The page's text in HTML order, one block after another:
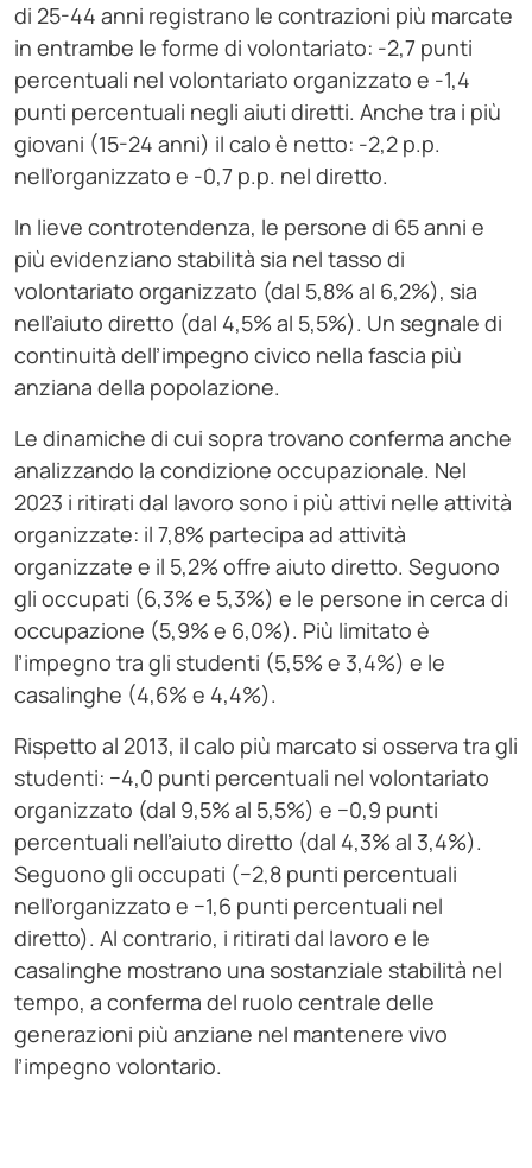
di 25-44 anni registrano le contrazioni più marcate
in entrambe le forme di volontariato: -2,7 punti
percentuali nel volontariato organizzato e -1,4
punti percentuali negli aiuti diretti. Anche tra i più
giovani (15-24 anni) il calo è netto: -2,2 p.p.
nell’organizzato e -0,7 p.p. nel diretto.
In lieve controtendenza, le persone di 65 anni e
più evidenziano stabilità sia nel tasso di
volontariato organizzato (dal 5,8% al 6,2%), sia
nell’aiuto diretto (dal 4,5% al 5,5%). Un segnale di
continuità dell’impegno civico nella fascia più
anziana della popolazione.
Le dinamiche di cui sopra trovano conferma anche
analizzando la condizione occupazionale. Nel
2023 i ritirati dal lavoro sono i più attivi nelle attività
organizzate: il 7,8% partecipa ad attività
organizzate e il 5,2% offre aiuto diretto. Seguono
gli occupati (6,3% e 5,3%) e le persone in cerca di
occupazione (5,9% e 6,0%). Più limitato è
l’impegno tra gli studenti (5,5% e 3,4%) e le
casalinghe (4,6% e 4,4%).
Rispetto al 2013, il calo più marcato si osserva tra gli
studenti: −4,0 punti percentuali nel volontariato
organizzato (dal 9,5% al 5,5%) e −0,9 punti
percentuali nell’aiuto diretto (dal 4,3% al 3,4%).
Seguono gli occupati (−2,8 punti percentuali
nell’organizzato e −1,6 punti percentuali nel
diretto). Al contrario, i ritirati dal lavoro e le
casalinghe mostrano una sostanziale stabilità nel
tempo, a conferma del ruolo centrale delle
generazioni più anziane nel mantenere vivo
l’impegno volontario.